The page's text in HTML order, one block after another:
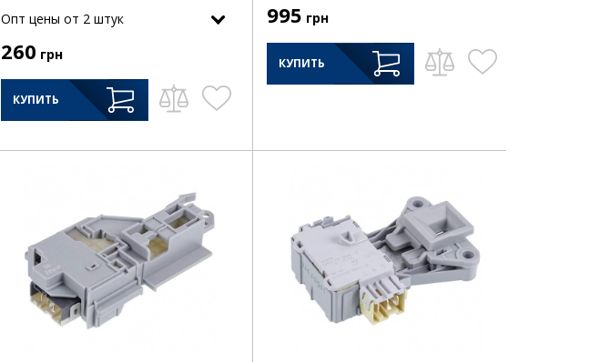
Опт цены от 2 штук
260 грн
КУПИТЬ
995 грн
КУПИТЬ